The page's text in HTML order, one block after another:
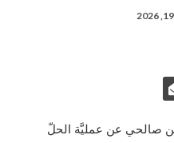
صالحي عن عمليَّة الحلّ